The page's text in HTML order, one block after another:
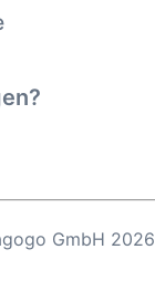
GmbH 2026